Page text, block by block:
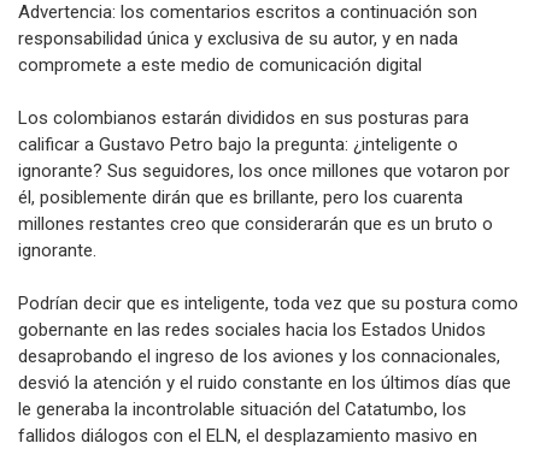
Advertencia: los comentarios escritos a continuación son
responsabilidad única y exclusiva de su autor, y en nada
compromete a este medio de comunicación digital
Los colombianos estarán divididos en sus posturas para
calificar a Gustavo Petro bajo la pregunta: ¿inteligente o
ignorante? Sus seguidores, los once millones que votaron por
él, posiblemente dirán que es brillante, pero los cuarenta
millones restantes creo que considerarán que es un bruto o
ignorante.
Podrían decir que es inteligente, toda vez que su postura como
gobernante en las redes sociales hacia los Estados Unidos
desaprobando el ingreso de los aviones y los connacionales,
desvió la atención y el ruido constante en los últimos días que
le generaba la incontrolable situación del Catatumbo, los
fallidos diálogos con el ELN, el desplazamiento masivo en